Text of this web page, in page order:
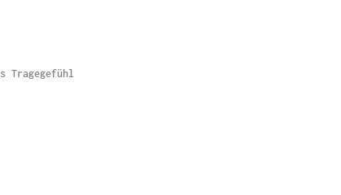
Tragegefühl